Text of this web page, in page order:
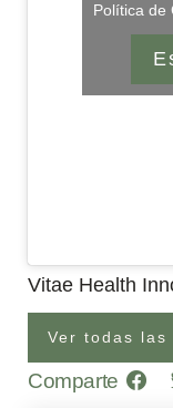
Política de
Vitae Health
Ver todas las
Comparte